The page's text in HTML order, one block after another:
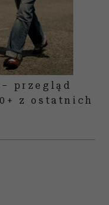
przegląd
z ostatnich